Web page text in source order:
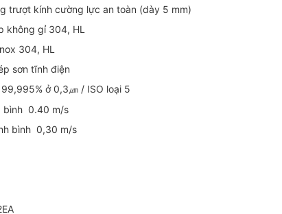
trượt kính cường lực an toàn (dày 5 mm)
không gỉ 304, HL
304, HL
sơn tĩnh điện
99,995% ở 0,3㎛ / ISO loại 5
bình 0.40 m/s
bình 0,30 m/s